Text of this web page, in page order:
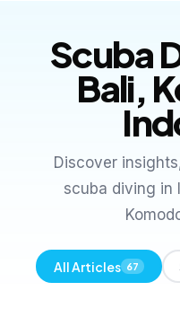
Scuba
Bali,
Discover
scuba diving in
All Articles 67